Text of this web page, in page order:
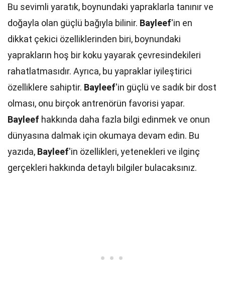
Bu sevimli yaratık, boynundaki yapraklarla tanınır ve
doğayla olan güçlü bağıyla bilinir. Bayleef'in en
dikkat çekici özelliklerinden biri, boynundaki
yaprakların hoş bir koku yayarak çevresindekileri
rahatlatmasıdır. Ayrıca, bu yapraklar iyileştirici
özelliklere sahiptir. Bayleef'in güçlü ve sadık bir dost
olması, onu birçok antrenörün favorisi yapar.
Bayleef hakkında daha fazla bilgi edinmek ve onun
dünyasına dalmak için okumaya devam edin. Bu
yazıda, Bayleef'in özellikleri, yetenekleri ve ilginç
gerçekleri hakkında detaylı bilgiler bulacaksınız.